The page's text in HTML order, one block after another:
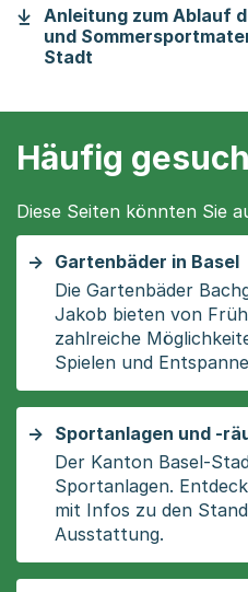
Anleitung zum Ablauf
und
Stadt
Häufig
Diese Seiten könnten Sie
Gartenbäder in Basel
Die Gartenbäder
Jakob bieten von
zahlreiche
Spielen und
Sportanlagen und -
Der Kanton Basel-
Sportanlagen.
mit Infos zu den
Ausstattung.